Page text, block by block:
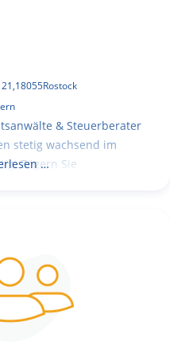
,18055Rostock
& Steuerberater
stetig wachsend im
Zögern Sie
…